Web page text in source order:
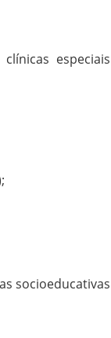
especiais
socioeducativas